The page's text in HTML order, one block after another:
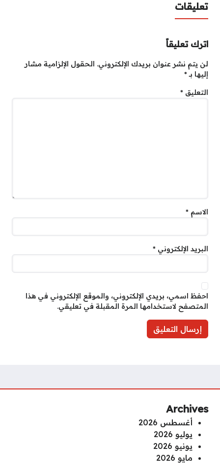
تعليقات
اترك تعليقاً
لن يتم نشر عنوان بريدك الإلكتروني. الحقول الإلزامية مشار
إليها بـ*
التعليق *
الاسم *
البريد الإلكتروني *
احفظ اسمي، بريدي الإلكتروني، والموقع الإلكتروني في هذا
المتصفح لاستخدامها المرة المقبلة في تعليقي.
Archives
أغسطس 2026
يوليو 2026
يونيو 2026
مايو 2026